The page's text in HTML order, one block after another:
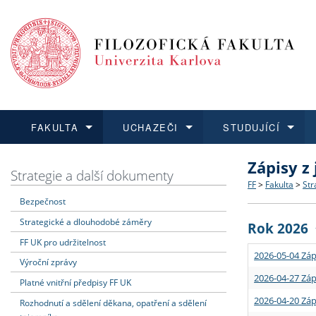
FAKULTA
Dozvědět se více
Struktura
Strategie
Podpora
UCHAZEČI
Podat přihlášku
Co
Učitelské
STUDUJÍCÍ
Dozvědět se více
Rigorózní
Dozvědět se více
O vědě a
Granty a
Dozvědět se více
Aktuální
Strategie a další dokumenty
Bezpečnost
Strategické a dlouhodobé záměry
FF UK pro udržitelnost
Výroční zprávy
Platné vnitřní předpisy FF UK
Rozhodnutí a sdělení děkana, opatření a sdělení
Zápisy
FF > Fakulta >
Rok 2026
2026-05-04
2026-04-27
2026-04-20